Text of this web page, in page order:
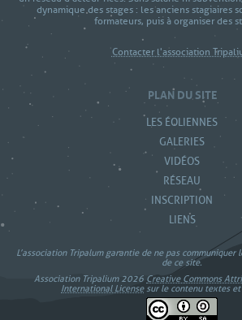
dynamique des stages : les anciens stagiaires
formateurs, puis à organiser des
Contacter l'association
PLAN DU SITE
LES ÉOLIENNES
GALERIES
VIDÉOS
RÉSEAU
INSCRIPTION
LIENS
L’association Tripalum garantie de ne pas communiquer
de ce site.
Association Tripalium 2026 Creative Commons
International Licensesur le contenu textes et